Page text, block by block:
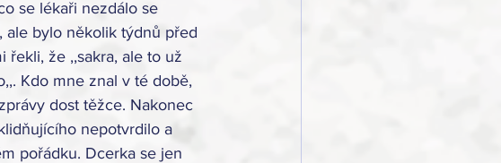
se lékaři nezdálo se
ale bylo několik týdnů před
řekli, že ,,sakra, ale to už
Kdo mne znal v té době,
dost těžce. Nakonec
nepotvrdilo a
pořádku. Dcerka se jen